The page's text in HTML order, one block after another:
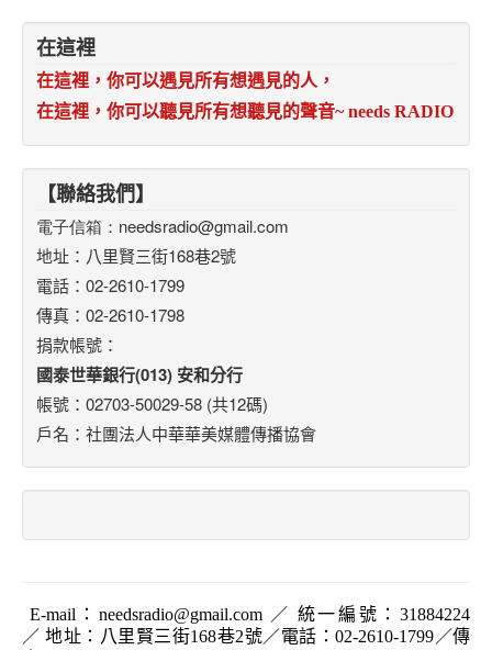
在這裡
在這裡，你可以遇見所有想遇見的人，
在這裡，你可以聽見所有想聽見的聲音~ needs RADIO
【聯絡我們】
電子信箱： needsradio@gmail.com
地址：八里賢三街168巷2號
電話：02-2610-1799
傳真：02-2610-1798
捐款帳號：
國泰世華銀行(013) 安和分行
帳號：02703-50029-58 (共12碼)
戶名：社團法人中華華美媒體傳播協會
E-mail ： needsradio@gmail.com ／ 統一編號：31884224
／ 地址：八里賢三街168巷2號／電話：02-2610-1799／傳